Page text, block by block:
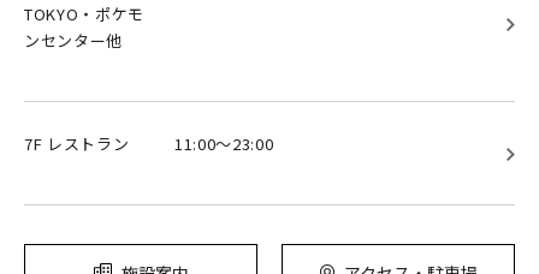
TOKYO・ポケモ
ンセンター他
7F レストラン 11:00～23:00